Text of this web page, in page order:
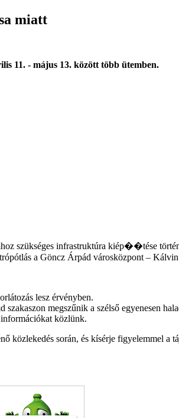
miatt
11. - május 13. között több ütemben.
szükséges infrastruktúra kiép��tése
a Göncz Árpád városközpont –
lesz érvényben.
megszűnik a szélső egyenesen
közlünk.
közlekedés során, és kísérje figyelemmel a